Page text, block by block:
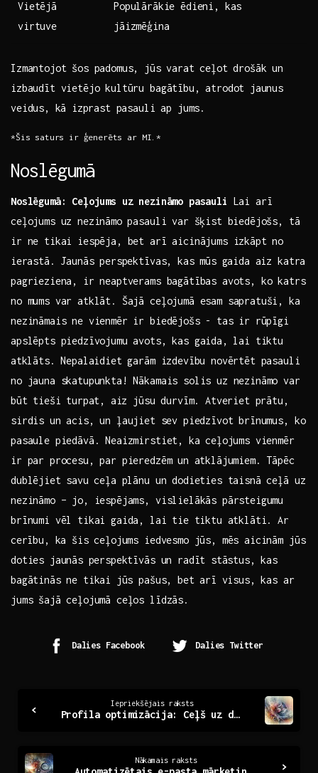
Vietējā
virtuve
Populārākie‌ ēdieni, kas
jāizmēģina
Izmantojot ‌šos padomus,⁣ jūs varat ceļot drošāk un
izbaudīt vietējo‍ kultūru‌ bagātību, atrodot ⁣jaunus
veidus, ⁣kā ⁢izprast ‌pasauli​ ap jums.
*Šis saturs ir ģenerēts ar MI.*
Noslēgumā
Noslēgumā: Ceļojums ‍uz ​nezināmo pasauli Lai ​arī
ceļojums uz ​nezināmo ⁢pasauli ​var šķist biedējošs, tā
‌ir ne‍ tikai iespēja, bet ​arī aicinājums ‍izkāpt no
⁢ierastā. Jaunās perspektīvas, kas ⁤mūs ​gaida aiz‍ katra
​pagrieziena, ir neaptverams bagātības avots, ko katrs
no mums var atklāt. Šajā ‍ceļojumā esam sapratuši, ka
nezināmais ​ne vienmēr ‍ir biedējošs⁣ -‌ tas​ ir rūpīgi
apslēpts piedzīvojumu avots, ‍kas gaida,⁢ lai tiktu
⁣atklāts. Nepalaidiet garām izdevību novērtēt pasauli
no jauna skatupunkta! Nākamais solis uz nezināmo⁣ var
būt tieši⁢ turpat, ⁢aiz jūsu durvīm. Atveriet prātu,‌
sirdis ​un acis, un ļaujiet⁣ sev piedzīvot ‌brīnumus, ko
pasaule piedāvā. Neaizmirstiet,⁤ ka ceļojums vienmēr
ir par ‌procesu, par ‌pieredzēm ⁢un atklājumiem. Tāpēc
dublējiet⁤ savu ceļa plānu un dodieties taisnā ceļā uz
nezināmo – jo, iespējams, vislielākās ​pārsteigumu
brīnumi vēl tikai gaida, lai tie⁢ tiktu atklāti. Ar
⁢cerību, ka šis ceļojums iedvesmo jūs, mēs ​aicinām jūs
doties jaunās⁤ perspektīvās un radīt⁢ stāstus, kas
bagātinās ne tikai ⁢jūs ‍pašus, bet ⁣arī visus,‍ kas ⁤ar
jums šajā ‌ceļojumā ceļos līdzās.
Dalies Facebook Dalies Twitter
Reading
Iepriekšējais raksts
Profila optimizācija: Ceļš uz digitālo izcilību
Nākamais raksts